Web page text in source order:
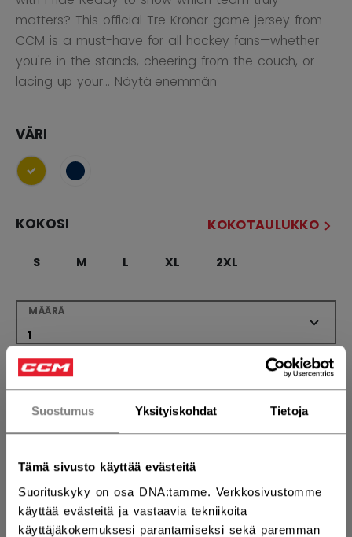
Suostumus Yksityiskohdat Tietoja
Tämä sivusto käyttää evästeitä
Suorituskyky on osa DNA:tamme. Verkkosivustomme
käyttää evästeitä ja vastaavia tekniikoita
käyttäjäkokemuksesi parantamiseksi sekä paremman
matters? This official Tre Kronor game jersey from
CCM is a must-have for all hockey fans—whether
you're in the stands, cheering from the couch, or
lacing up your... Näytä enemmän
VÄRI
selected
KOKOSI KOKOTAULUKKO
S M L XL 2XL
MÄÄRÄ
LISÄÄ OSTOSKORIIN
ETSI MYYMÄLÄSTÄ
Toimitusehdot Ilmainen palautus